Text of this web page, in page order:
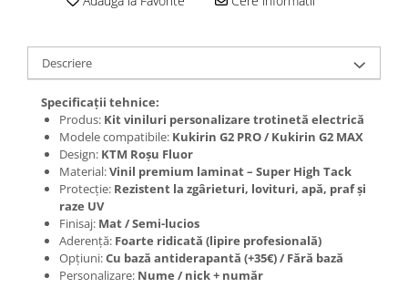
Electronică
Acceleratoare & comenzi
Display-uri / ecrane
Lumini / iluminare
Motoare
Cabluri motoare
Senzori Hall
Baterii
Controlere & Conversoare DC/DC
Descriere
Specificații tehnice:
Produs: Kit viniluri personalizare trotinetă electrică
Modele compatibile: Kukirin G2 PRO / Kukirin G2 MAX
Design: KTM Roșu Fluor
Material:Vinil premium laminat – Super High Tack
Protecție: Rezistent la zgârieturi, lovituri, apă, praf și
raze UV
Finisaj: Mat / Semi-lucios
Aderență: Foarte ridicată (lipire profesională)
Opțiuni:Cu bază antiderapantă (+35€) / Fără bază
Personalizare: Nume / nick + număr